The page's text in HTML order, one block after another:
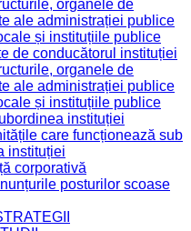
organele de
ale administrației publice
și instituțiile publice
de conducătorul instituției
organele de
ale administrației publice
și instituțiile publice
instituției
care funcționează sub
instituției
corporativă
posturilor scoase